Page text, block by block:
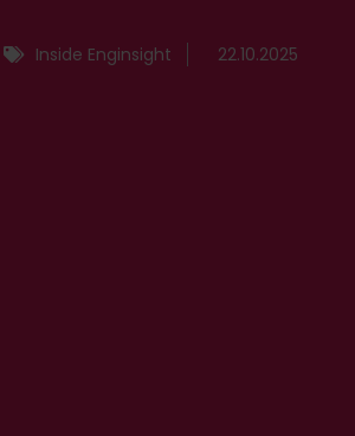
Inside Enginsight 22.10.2025